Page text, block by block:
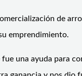
de
emprendimiento.
una ayuda para